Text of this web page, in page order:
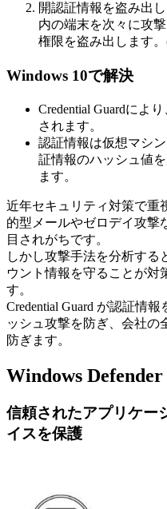
開認証情報を盗み出
内の端末を次々に攻
権限を盗み出します。
Windows 10で解決
Credential Guardによ
されます。
認証情報は仮想マシ
証情報のハッシュ値
ます。
近年セキュリティ対策で重
的型メールやゼロデイ攻撃
目されがちです。
しかし攻撃手法を分析する
ウント情報を守ることが対
す。
Credential Guard が認証情
ッシュ攻撃を防ぎ、会社の
防ぎます。
Windows
信頼されたアプリケー
イスを保護